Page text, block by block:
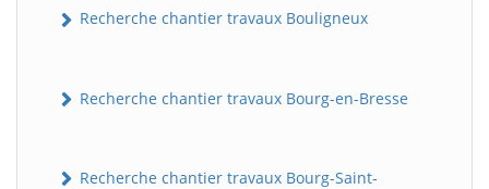
Recherche chantier travaux Bouligneux
Recherche chantier travaux Bourg-en-Bresse
Recherche chantier travaux Bourg-Saint-